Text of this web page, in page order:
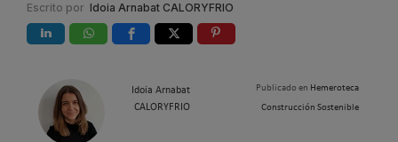
Escrito por Idoia Arnabat CALORYFRIO
Idoia Arnabat
CALORYFRIO
Publicado en Hemeroteca
Construcción Sostenible